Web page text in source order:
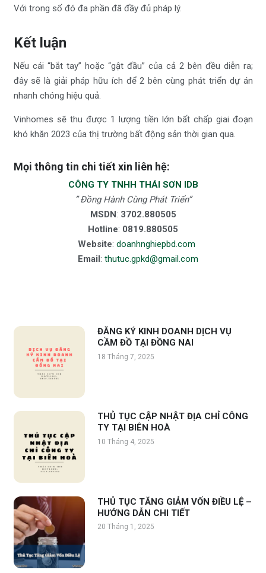
Với trong số đó đa phần đã đầy đủ pháp lý.
Kết luận
Nếu cái “bắt tay” hoặc “gật đầu” của cả 2 bên đều diễn ra;
đây sẽ là giải pháp hữu ích để 2 bên cùng phát triển dự án
nhanh chóng hiệu quả.
Vinhomes sẽ thu được 1 lượng tiền lớn bất chấp giai đoạn
khó khăn 2023 của thị trường bất động sản thời gian qua.
Mọi thông tin chi tiết xin liên hệ:
CÔNG TY TNHH THÁI SƠN IDB
” Đồng Hành Cùng Phát Triển”
MSDN: 3702.880505
Hotline: 0819.880505
Website: doanhnghiepbd.com
Email: thutuc.gpkd@gmail.com
ĐĂNG KÝ KINH DOANH DỊCH VỤ
CẦM ĐỒ TẠI ĐỒNG NAI
18 Tháng 7, 2025
THỦ TỤC CẬP NHẬT ĐỊA CHỈ CÔNG
TY TẠI BIÊN HOÀ
10 Tháng 4, 2025
THỦ TỤC TĂNG GIẢM VỐN ĐIỀU LỆ –
HƯỚNG DẪN CHI TIẾT
20 Tháng 1, 2025